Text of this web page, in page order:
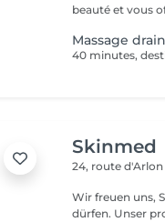
beauté et vous
Massage
Skinmed
24, route
Wir freuen uns,
dürfen. Unser professionnelles Ästhétikteam wird Sie bei Ihren